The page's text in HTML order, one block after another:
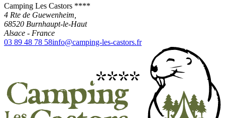
Camping Les Castors ****
4 Rte de Guewenheim,
68520 Burnhaupt-le-Haut
Alsace - France
03 89 48 78 58info@camping-les-castors.fr